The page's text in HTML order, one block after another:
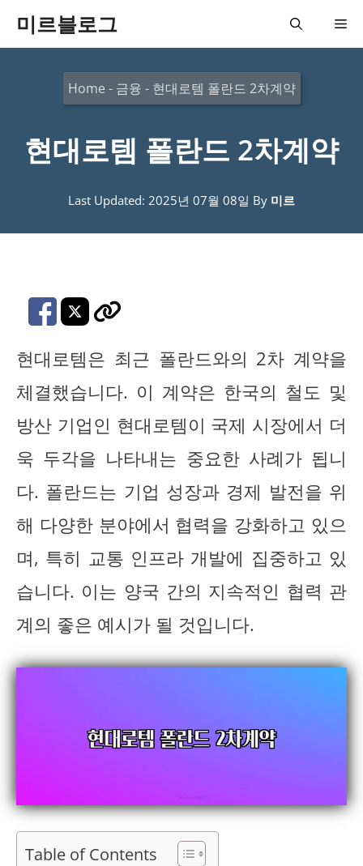
미르블로그 메
Home - 금융 - 현대로템 폴란드 2차계약
현대로템 폴란드 2차계약
Last Updated: 2025년 07월 08일 By 미르
현대로템은 최근 폴란드와의 2차 계약을
체결했습니다. 이 계약은 한국의 철도 및
방산 기업인 현대로템이 국제 시장에서 더
욱 두각을 나타내는 중요한 사례가 됩니
다. 폴란드는 기업 성장과 경제 발전을 위
해 다양한 분야에서 협력을 강화하고 있으
며, 특히 교통 인프라 개발에 집중하고 있
습니다. 이는 양국 간의 지속적인 협력 관
계의 좋은 예시가 될 것입니다.
Table of Contents